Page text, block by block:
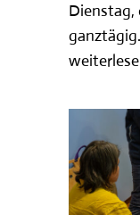
Dienstag,